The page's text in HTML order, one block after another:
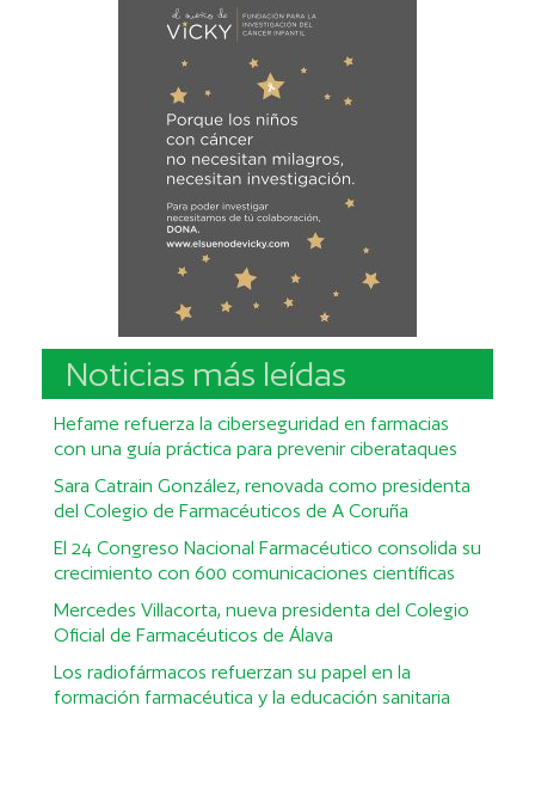
Noticias más leídas
Hefame refuerza la ciberseguridad en farmacias
con una guía práctica para prevenir ciberataques
Sara Catrain González, renovada como presidenta
del Colegio de Farmacéuticos de A Coruña
El 24 Congreso Nacional Farmacéutico consolida su
crecimiento con 600 comunicaciones científicas
Mercedes Villacorta, nueva presidenta del Colegio
Oficial de Farmacéuticos de Álava
Los radiofármacos refuerzan su papel en la
formación farmacéutica y la educación sanitaria